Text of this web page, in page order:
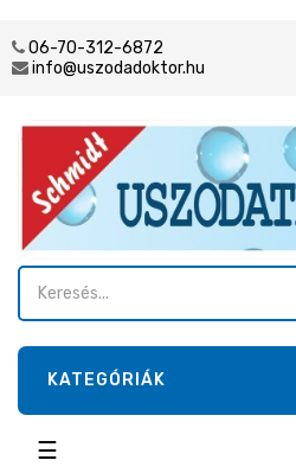
06-70-312-6872
info@uszodadoktor.hu
KATEGÓRIÁK
Toggle
☰